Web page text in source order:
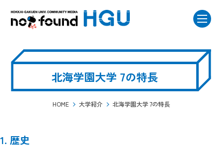
北海学園大学 7の特長
HOME 大学紹介 北海学園大学 7の特長
1. 歴史